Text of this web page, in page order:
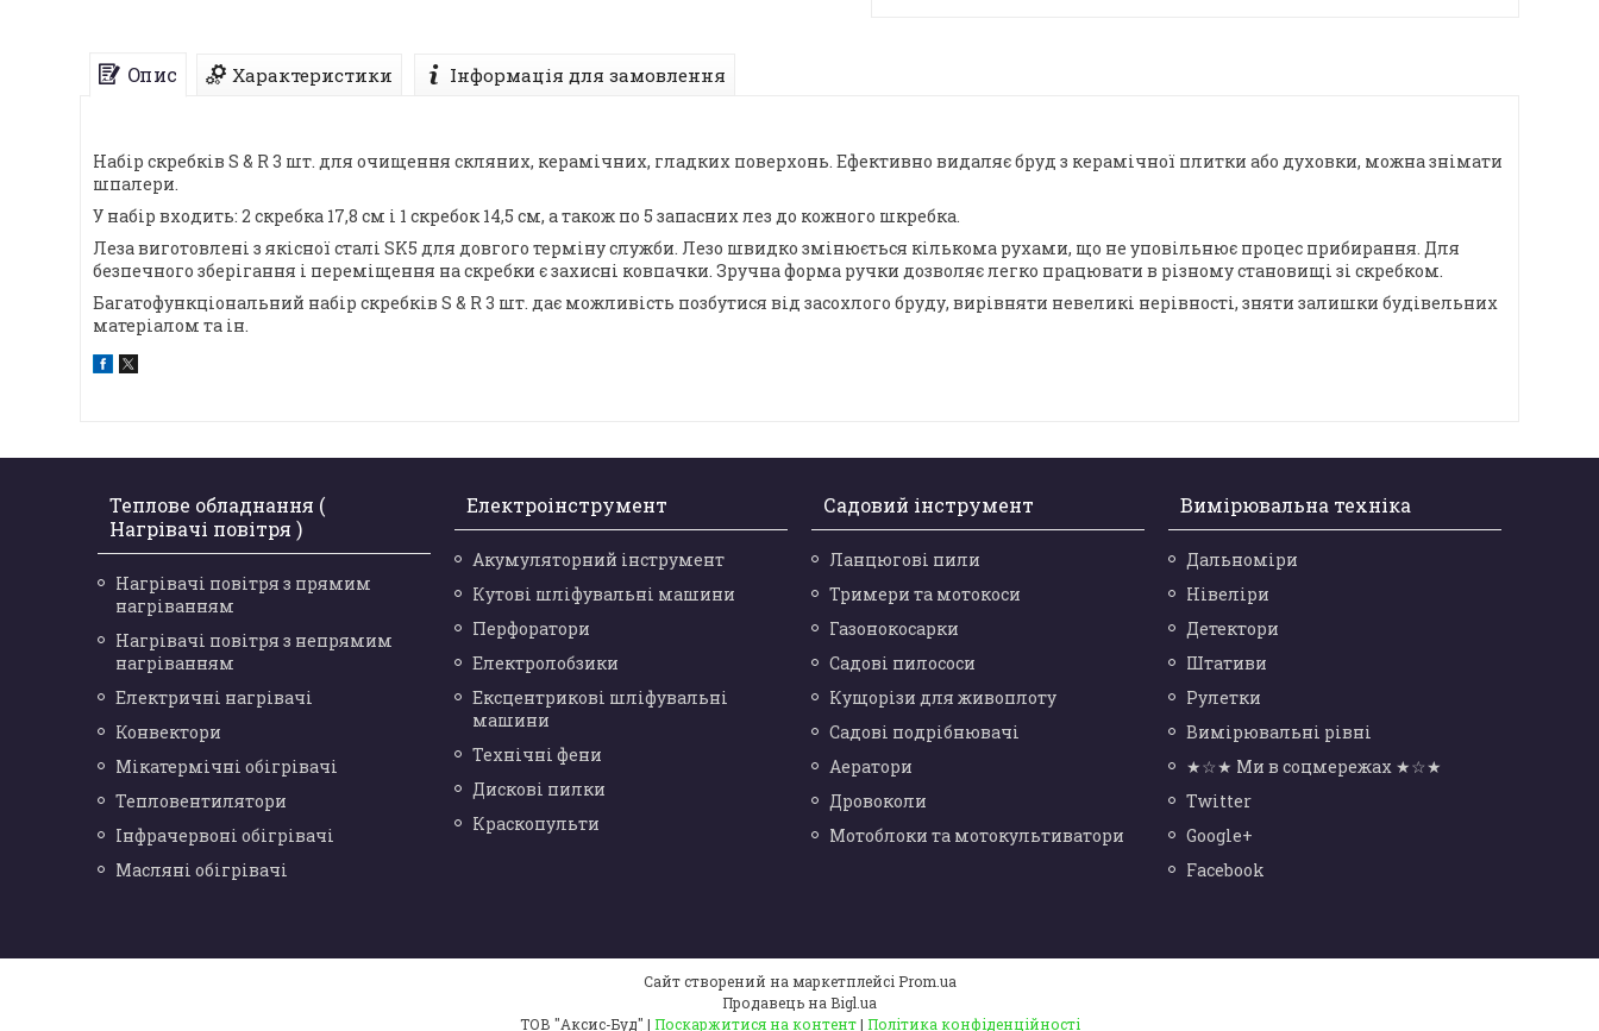
Опис Характеристики Інформація для замовлення
Набір скребків S & R 3 шт. для очищення скляних, керамічних, гладких поверхонь. Ефективно видаляє бруд з керамічної плитки або духовки, можна знімати
шпалери.
У набір входить: 2 скребка 17,8 см і 1 скребок 14,5 см, а також по 5 запасних лез до кожного шкребка.
Леза виготовлені з якісної сталі SK5 для довгого терміну служби. Лезо швидко змінюється кількома рухами, що не уповільнює процес прибирання. Для
безпечного зберігання і переміщення на скребки є захисні ковпачки. Зручна форма ручки дозволяє легко працювати в різному становищі зі скребком.
Багатофункціональний набір скребків S & R 3 шт. дає можливість позбутися від засохлого бруду, вирівняти невеликі нерівності, зняти залишки будівельних
матеріалом та ін.
Теплове обладнання (
Нагрівачі повітря )
Нагрівачі повітря з прямим
нагріванням
Нагрівачі повітря з непрямим
нагріванням
Електричні нагрівачі
Конвектори
Мікатермічні обігрівачі
Тепловентилятори
Інфрачервоні обігрівачі
Масляні обігрівачі
Електроінструмент
Акумуляторний інструмент
Кутові шліфувальні машини
Перфоратори
Електролобзики
Ексцентрикові шліфувальні
машини
Технічні фени
Дискові пилки
Краскопульти
Садовий інструмент
Ланцюгові пили
Тримери та мотокоси
Газонокосарки
Садові пилососи
Кущорізи для живоплоту
Садові подрібнювачі
Аератори
Дровоколи
Мотоблоки та мотокультиватори
Вимірювальна техніка
Дальноміри
Нівеліри
Детектори
Штативи
Рулетки
Вимірювальні рівні
★☆★ Ми в соцмережах ★☆★
Twitter
Google+
Facebook
Сайт створений на маркетплейсі Prom.ua
Продавець на Bigl.ua
ТОВ "Аксис-Буд" | Поскаржитися на контент | Політика конфіденційності